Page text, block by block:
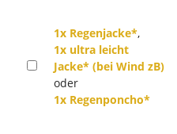
1x Regenjacke*,
1x ultra leicht
Jacke* (bei Wind zB)
oder
1x Regenponcho*